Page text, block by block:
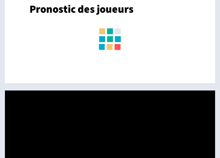
Pronostic des joueurs